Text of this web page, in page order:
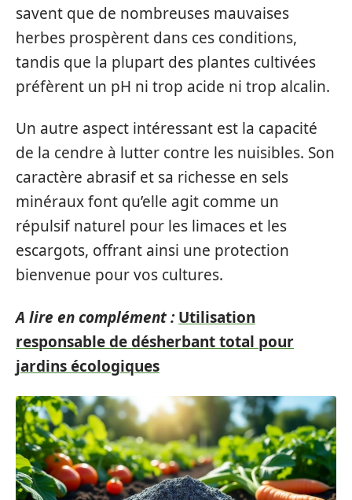
savent que de nombreuses mauvaises
herbes prospèrent dans ces conditions,
tandis que la plupart des plantes cultivées
préfèrent un pH ni trop acide ni trop alcalin.
Un autre aspect intéressant est la capacité
de la cendre à lutter contre les nuisibles. Son
caractère abrasif et sa richesse en sels
minéraux font qu’elle agit comme un
répulsif naturel pour les limaces et les
escargots, offrant ainsi une protection
bienvenue pour vos cultures.
A lire en complément : Utilisation
responsable de désherbant total pour
jardins écologiques